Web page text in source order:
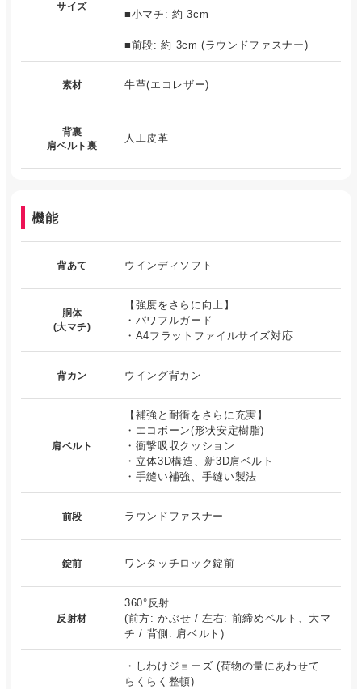
サイズ
■小マチ: 約 3cm
■前段: 約 3cm (ラウンドファスナー)
素材 牛革(エコレザー)
背裏
肩ベルト裏
人工皮革
機能
背あて ウインディソフト
胴体
(大マチ)
【強度をさらに向上】
・パワフルガード
・A4フラットファイルサイズ対応
背カン ウイング背カン
肩ベルト
【補強と耐衝をさらに充実】
・エコボーン(形状安定樹脂)
・衝撃吸収クッション
・立体3D構造、新3D肩ベルト
・手縫い補強、手縫い製法
前段 ラウンドファスナー
錠前 ワンタッチロック錠前
反射材
360°反射
(前方: かぶせ / 左右: 前締めベルト、大マ
チ / 背側: 肩ベルト)
・しわけジョーズ (荷物の量にあわせて
らくらく整頓)